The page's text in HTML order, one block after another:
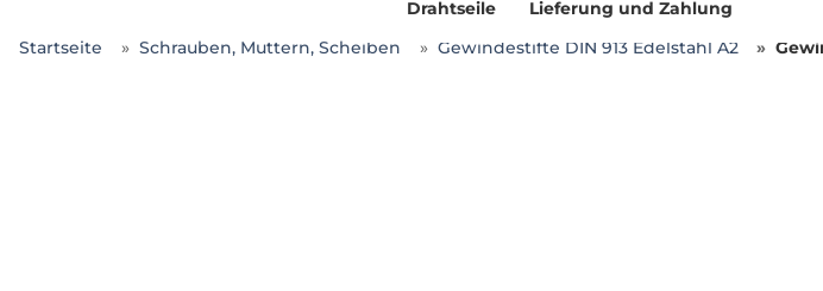
Drahtseile Lieferung und Zahlung
Startseite Schrauben, Muttern, Scheiben Gewindestifte DIN 913 Edelstahl A2